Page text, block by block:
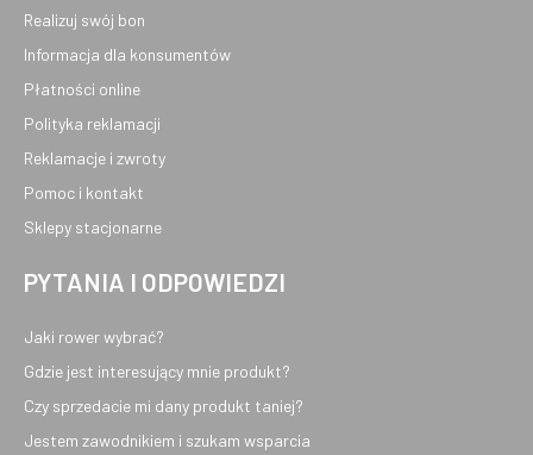
Realizuj swój bon
Informacja dla konsumentów
Płatności online
Polityka reklamacji
Reklamacje i zwroty
Pomoc i kontakt
Sklepy stacjonarne
PYTANIA I ODPOWIEDZI
Jaki rower wybrać?
Gdzie jest interesujący mnie produkt?
Czy sprzedacie mi dany produkt taniej?
Jestem zawodnikiem i szukam wsparcia